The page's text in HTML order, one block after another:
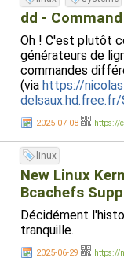
dd -
Oh ! C'est plutôt
générateurs de
commandes
(via https://
2025-07-08 https://
linux
New Linux
Bcachefs
Décidément
tranquille.
2025-06-29 https://